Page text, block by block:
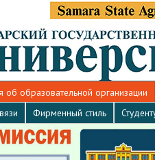
об образовательной организации
Фирменный стиль